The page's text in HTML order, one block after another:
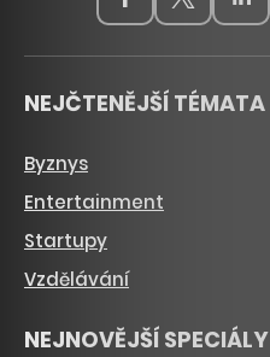
NEJČTENĚJŠÍ TÉMATA
Byznys
Entertainment
Startupy
Vzdělávání
NEJNOVĚJŠÍ SPECIÁLY